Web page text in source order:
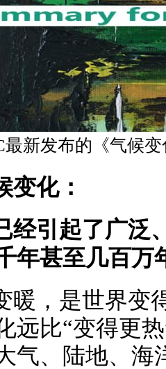
最新发布的《气候
变化：
经引起了广泛
年甚至几百万
暖，是世界变
远比“变得更
气、陆地、海